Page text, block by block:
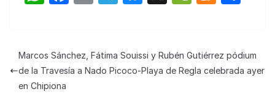
s
A
p
e
b
gr
a
s
k
h
at
e
a
p
ar
Marcos Sánchez, Fátima Souissi y Rubén Gutiérrez pódium
de la Travesía a Nado Picoco-Playa de Regla celebrada ayer
en Chipiona